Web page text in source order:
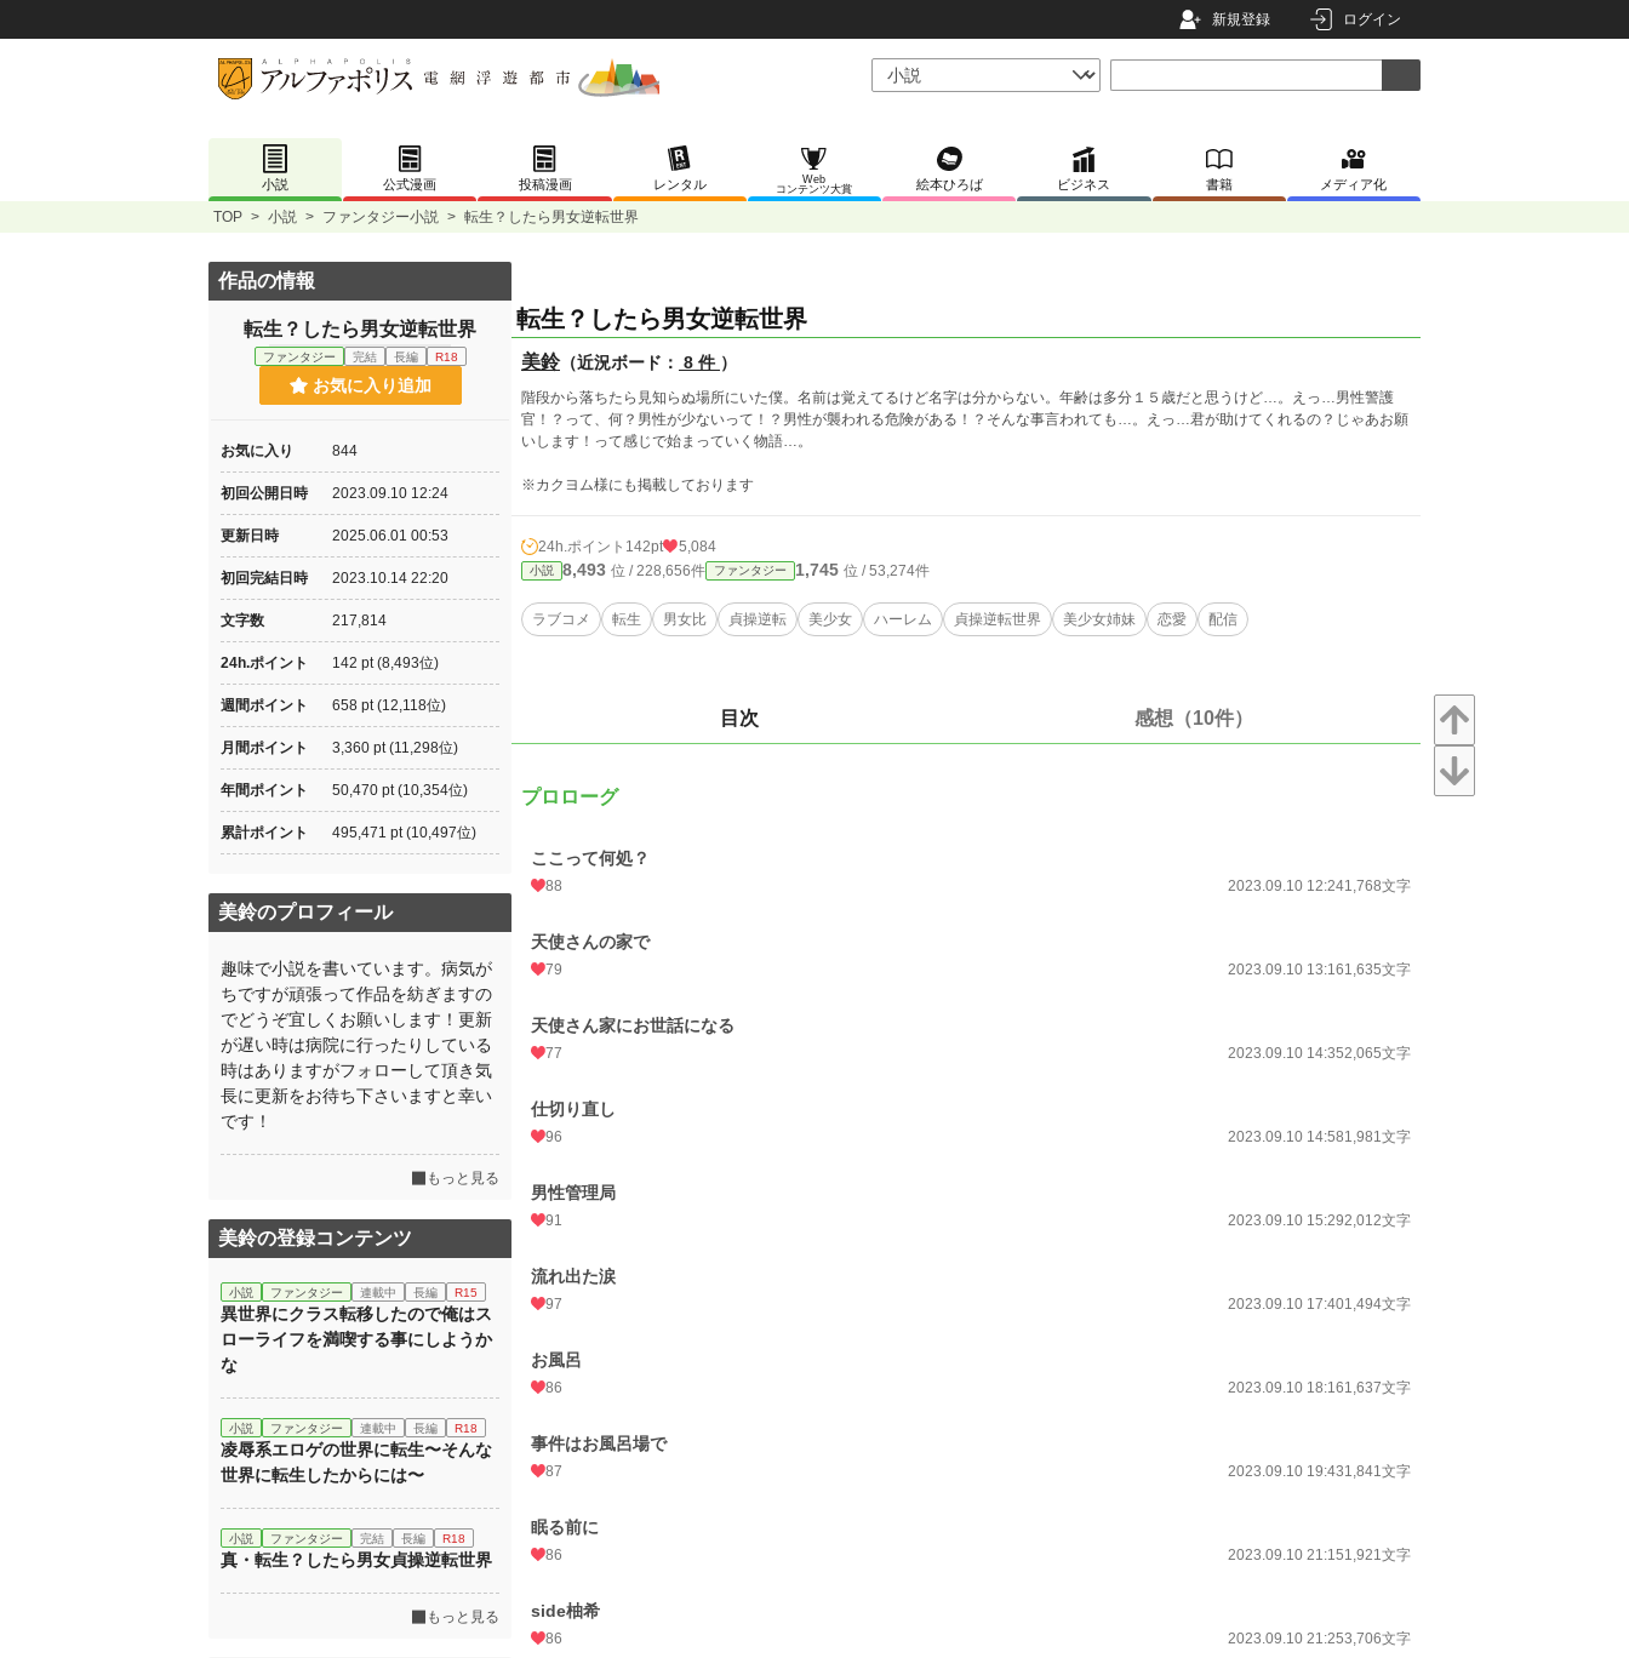
新規登録 ログイン
小説 公式漫画 投稿漫画 レンタル
Web
コンテンツ大賞
絵本ひろば ビジネス 書籍 メディア化
TOP > 小説 > ファンタジー小説 > 転生？したら男女逆転世界
転生？したら男女逆転世界
美鈴（近況ボード： 8 件 ）
階段から落ちたら見知らぬ場所にいた僕。名前は覚えてるけど名字は分からない。年齢は多分１５歳だと思うけど…。えっ…男性警護
官！？って、何？男性が少ないって！？男性が襲われる危険がある！？そんな事言われても…。えっ…君が助けてくれるの？じゃあお願
いします！って感じで始まっていく物語…。
※カクヨム様にも掲載しております
24h.ポイント 142pt 5,084
小説 8,493 位 / 228,656件 ファンタジー 1,745 位 / 53,274件
ラブコメ 転生 男女比 貞操逆転 美少女 ハーレム 貞操逆転世界 美少女姉妹 恋愛 配信
目次 感想（10件）
プロローグ
ここって何処？
88 2023.09.10 12:241,768文字
天使さんの家で
79 2023.09.10 13:161,635文字
天使さん家にお世話になる
77 2023.09.10 14:352,065文字
仕切り直し
96 2023.09.10 14:581,981文字
男性管理局
91 2023.09.10 15:292,012文字
流れ出た涙
97 2023.09.10 17:401,494文字
お風呂
86 2023.09.10 18:161,637文字
事件はお風呂場で
87 2023.09.10 19:431,841文字
眠る前に
86 2023.09.10 21:151,921文字
side柚希
86 2023.09.10 21:253,706文字
作品の情報
転生？したら男女逆転世界
ファンタジー 完結 長編 R18
お気に入り追加
お気に入り 844
初回公開日時 2023.09.10 12:24
更新日時 2025.06.01 00:53
初回完結日時 2023.10.14 22:20
文字数 217,814
24h.ポイント 142 pt (8,493位)
週間ポイント 658 pt (12,118位)
月間ポイント 3,360 pt (11,298位)
年間ポイント 50,470 pt (10,354位)
累計ポイント 495,471 pt (10,497位)
美鈴のプロフィール
趣味で小説を書いています。病気が
ちですが頑張って作品を紡ぎますの
でどうぞ宜しくお願いします！更新
が遅い時は病院に行ったりしている
時はありますがフォローして頂き気
長に更新をお待ち下さいますと幸い
です！
もっと見る
美鈴の登録コンテンツ
小説 ファンタジー 連載中 長編 R15
異世界にクラス転移したので俺はス
ローライフを満喫する事にしようか
な
小説 ファンタジー 連載中 長編 R18
凌辱系エロゲの世界に転生〜そんな
世界に転生したからには〜
小説 ファンタジー 完結 長編 R18
真・転生？したら男女貞操逆転世界
もっと見る